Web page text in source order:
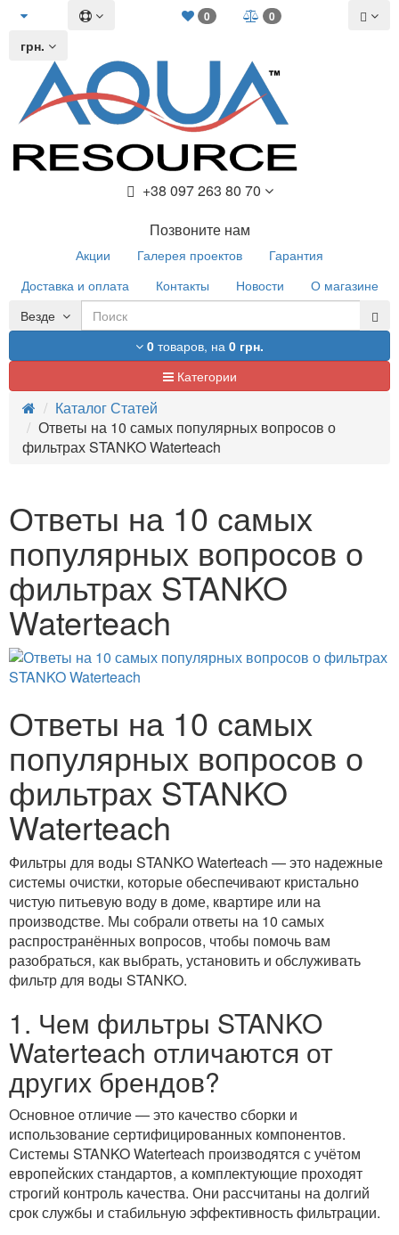
грн.
0 0
+38 097 263 80 70
Позвоните нам
Акции Галерея проектов
Гарантия
Доставка и оплата
Контакты Новости
О магазине
Везде
0 товаров, на 0 грн.
Категории
Каталог Статей
Ответы на 10 самых популярных вопросов о
фильтрах STANKO Waterteach
Ответы на 10 самых
популярных вопросов о
фильтрах STANKO
Waterteach
Ответы на 10 самых
популярных вопросов о
фильтрах STANKO
Waterteach
Фильтры для воды STANKO Waterteach — это надежные
системы очистки, которые обеспечивают кристально
чистую питьевую воду в доме, квартире или на
производстве. Мы собрали ответы на 10 самых
распространённых вопросов, чтобы помочь вам
разобраться, как выбрать, установить и обслуживать
фильтр для воды STANKO.
1. Чем фильтры STANKO
Waterteach отличаются от
других брендов?
Основное отличие — это качество сборки и
использование сертифицированных компонентов.
Системы STANKO Waterteach производятся с учётом
европейских стандартов, а комплектующие проходят
строгий контроль качества. Они рассчитаны на долгий
срок службы и стабильную эффективность фильтрации.